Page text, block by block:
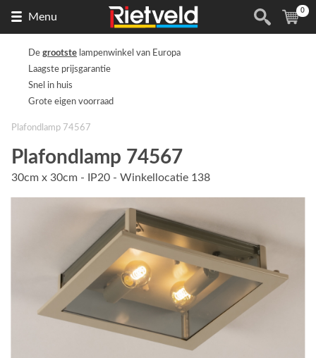
Menu
de
(
0
De grootste lampenwinkel van Europa
Laagste prijsgarantie
Snel in huis
Grote eigen voorraad
Plafondlamp 74567
Plafondlamp 74567
30cm x 30cm - IP20 - Winkellocatie 138